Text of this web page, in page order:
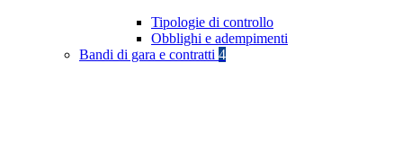
Tipologie di controllo
Obblighi e adempimenti
Bandi di gara e contratti 4